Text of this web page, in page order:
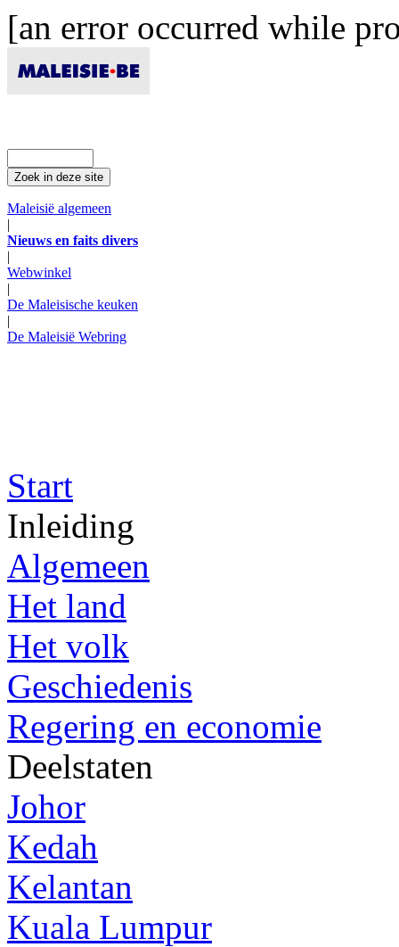
[an error occurred while
Maleisië algemeen
|
Nieuws en faits divers
|
Webwinkel
|
De Maleisische keuken
|
De Maleisië Webring
Start
Inleiding
Algemeen
Het land
Het volk
Geschiedenis
Regering en economie
Deelstaten
Johor
Kedah
Kelantan
Kuala Lumpur